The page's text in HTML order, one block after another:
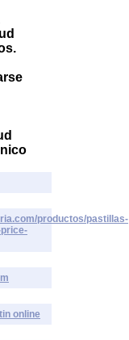
productos/pastillas-
online